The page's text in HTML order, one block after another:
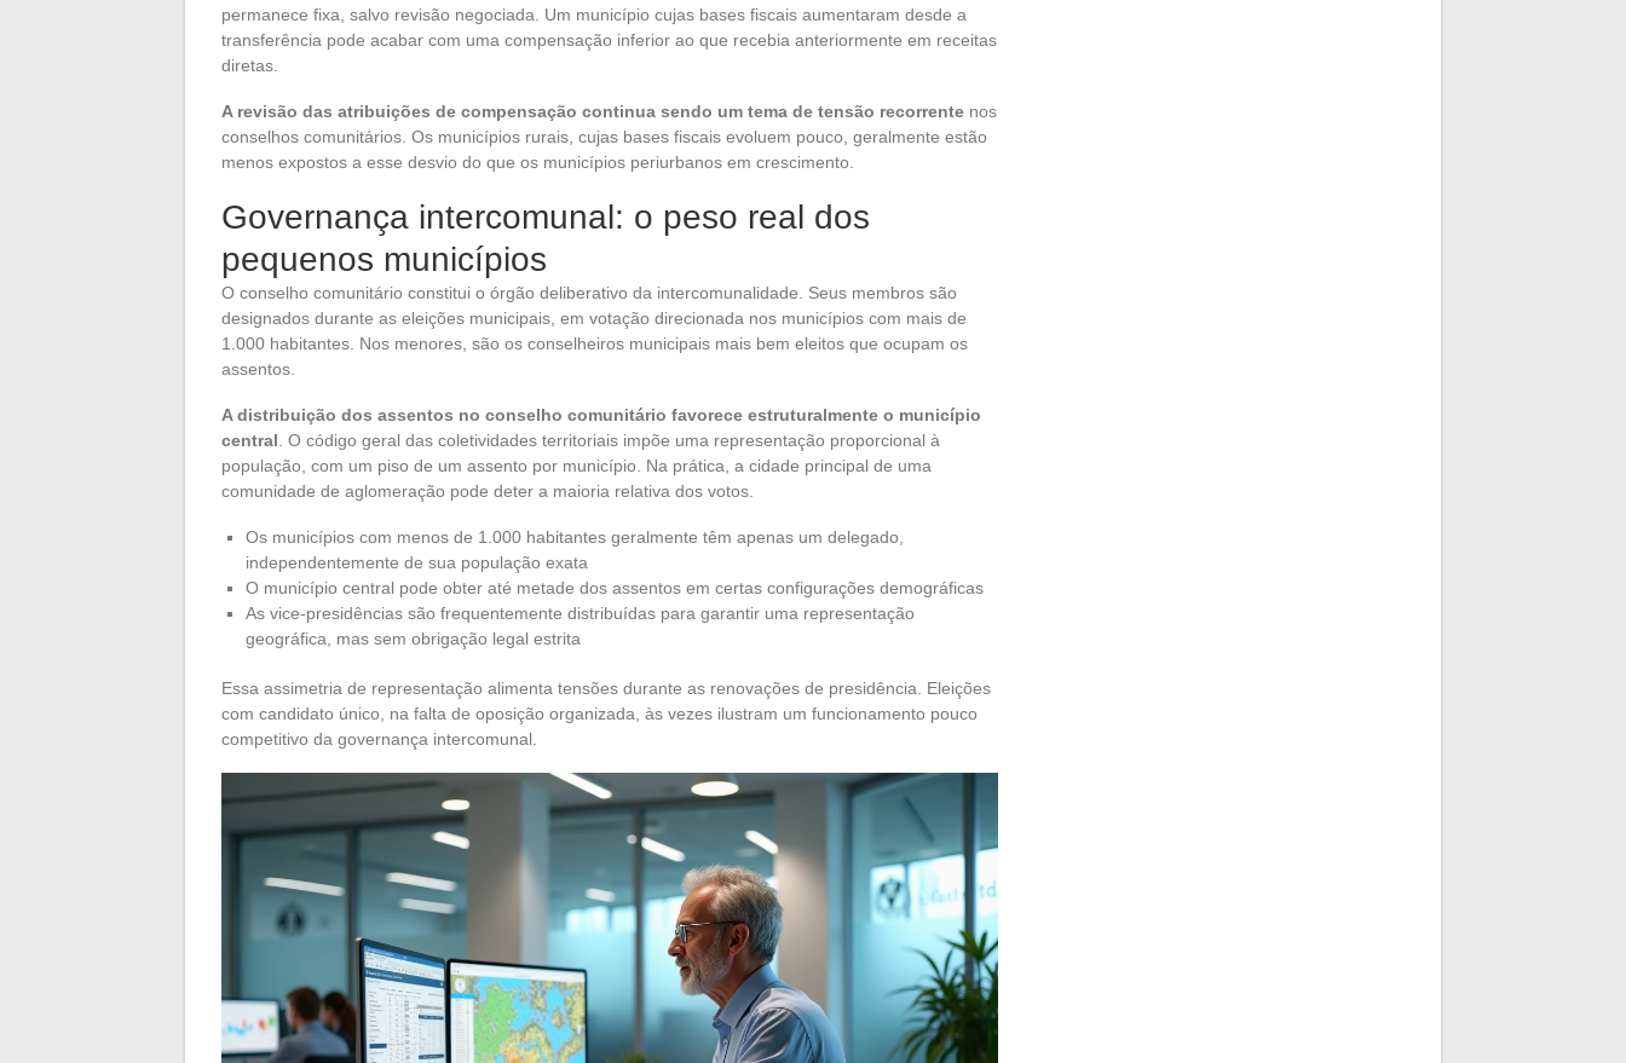
permanece fixa, salvo revisão negociada. Um município cujas bases fiscais aumentaram desde a
transferência pode acabar com uma compensação inferior ao que recebia anteriormente em receitas
diretas.
A revisão das atribuições de compensação continua sendo um tema de tensão recorrente nos
conselhos comunitários. Os municípios rurais, cujas bases fiscais evoluem pouco, geralmente estão
menos expostos a esse desvio do que os municípios periurbanos em crescimento.
Governança intercomunal: o peso real dos
pequenos municípios
O conselho comunitário constitui o órgão deliberativo da intercomunalidade. Seus membros são
designados durante as eleições municipais, em votação direcionada nos municípios com mais de
1.000 habitantes. Nos menores, são os conselheiros municipais mais bem eleitos que ocupam os
assentos.
A distribuição dos assentos no conselho comunitário favorece estruturalmente o município
central . O código geral das coletividades territoriais impõe uma representação proporcional à
população, com um piso de um assento por município. Na prática, a cidade principal de uma
comunidade de aglomeração pode deter a maioria relativa dos votos.
Os municípios com menos de 1.000 habitantes geralmente têm apenas um delegado,
independentemente de sua população exata
O município central pode obter até metade dos assentos em certas configurações demográficas
As vice-presidências são frequentemente distribuídas para garantir uma representação
geográfica, mas sem obrigação legal estrita
Essa assimetria de representação alimenta tensões durante as renovações de presidência. Eleições
com candidato único, na falta de oposição organizada, às vezes ilustram um funcionamento pouco
competitivo da governança intercomunal.